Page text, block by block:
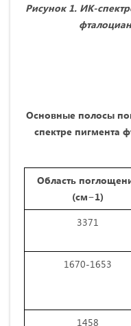
Рисунок 1. ИК-
Основные полосы
спектре пигмента
Область
(см−1)
3371
1670-1653
1458